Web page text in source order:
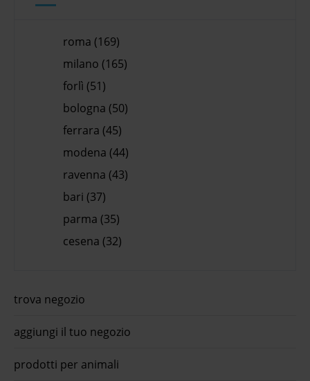
roma (169)
milano (165)
forlì (51)
bologna (50)
ferrara (45)
modena (44)
ravenna (43)
bari (37)
parma (35)
cesena (32)
trova negozio
aggiungi il tuo negozio
prodotti per animali